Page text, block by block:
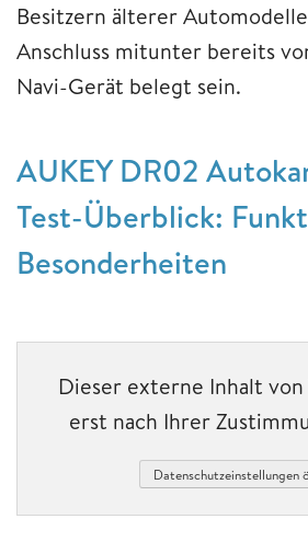
Besitzern älterer
Anschluss mitunter bereits
Navi-Gerät belegt sein.
AUKEY DR02
Test-Überblick:
Besonderheiten
Dieser externe Inhalt von
erst nach Ihrer
Datenschutzeinstellungen